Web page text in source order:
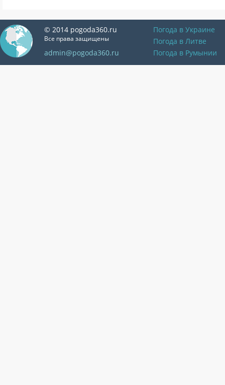
© 2014 pogoda360.ru
Все права защищены
admin@pogoda360.ru
Погода в Украине
Погода в Литве
Погода в Румынии